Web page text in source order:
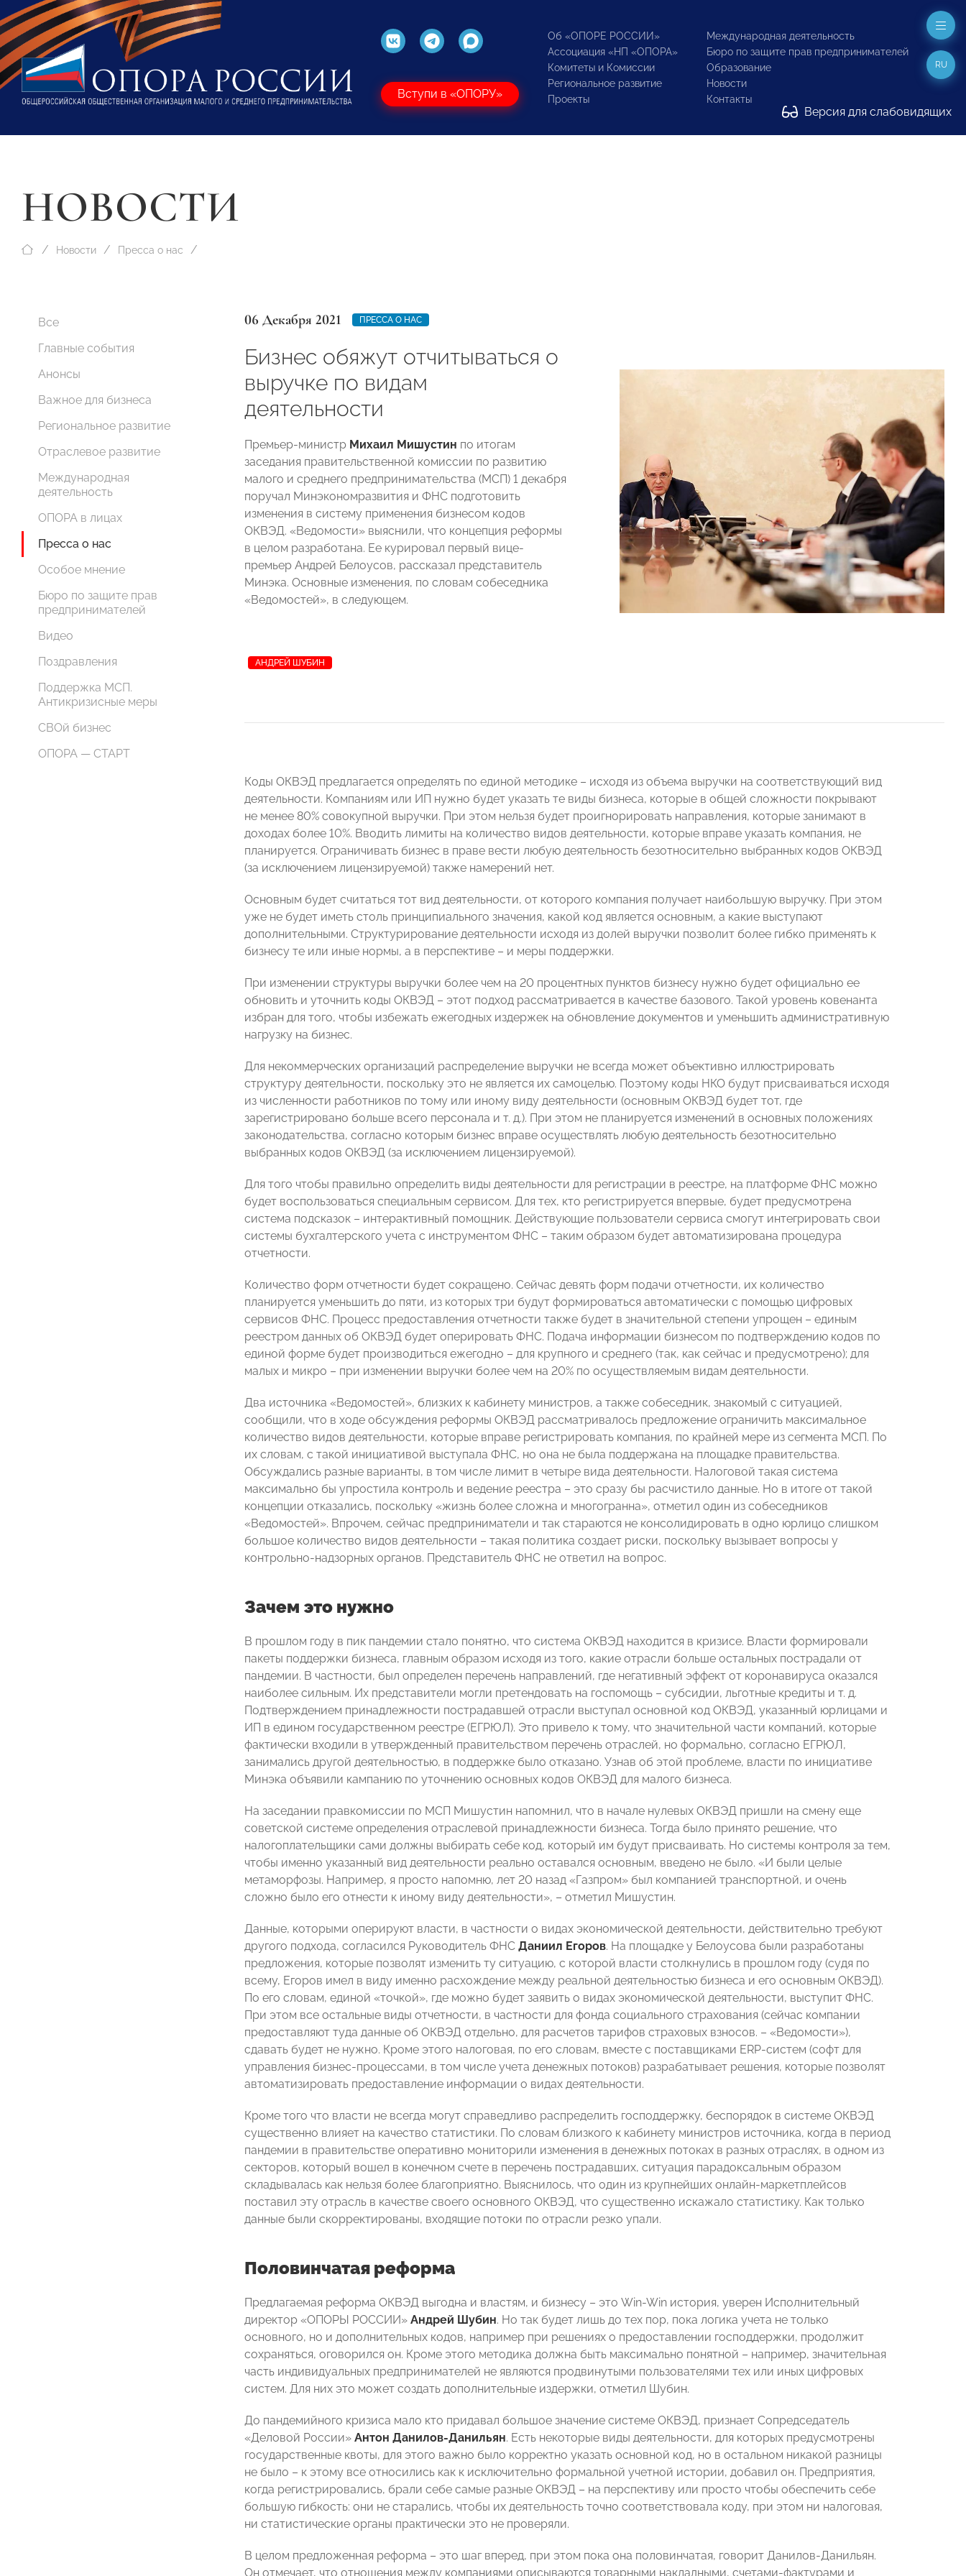
Вступи в «ОПОРУ»
Об «ОПОРЕ РОССИИ»
Ассоциация «НП «ОПОРА»
Комитеты и Комиссии
Региональное развитие
Проекты
Международная деятельность
Бюро по защите прав предпринимателей
Образование
Новости
Контакты
Версия для слабовидящих
RU
НОВОСТИ
Новости Пресса о нас
Все
Главные события
Анонсы
Важное для бизнеса
Региональное развитие
Отраслевое развитие
Международная
деятельность
ОПОРА в лицах
Пресса о нас
Особое мнение
Бюро по защите прав
предпринимателей
Видео
Поздравления
Поддержка МСП.
Антикризисные меры
СВОй бизнес
ОПОРА — СТАРТ
06 Декабря 2021 ПРЕССА О НАС
Бизнес обяжут отчитываться о
выручке по видам
деятельности
Премьер-министр Михаил Мишустин по итогам
заседания правительственной комиссии по развитию
малого и среднего предпринимательства (МСП) 1 декабря
поручал Минэкономразвития и ФНС подготовить
изменения в систему применения бизнесом кодов
ОКВЭД. «Ведомости» выяснили, что концепция реформы
в целом разработана. Ее курировал первый вице-
премьер Андрей Белоусов, рассказал представитель
Минэка. Основные изменения, по словам собеседника
«Ведомостей», в следующем.
АНДРЕЙ ШУБИН
Коды ОКВЭД предлагается определять по единой методике – исходя из объема выручки на соответствующий вид
деятельности. Компаниям или ИП нужно будет указать те виды бизнеса, которые в общей сложности покрывают
не менее 80% совокупной выручки. При этом нельзя будет проигнорировать направления, которые занимают в
доходах более 10%. Вводить лимиты на количество видов деятельности, которые вправе указать компания, не
планируется. Ограничивать бизнес в праве вести любую деятельность безотносительно выбранных кодов ОКВЭД
(за исключением лицензируемой) также намерений нет.
Основным будет считаться тот вид деятельности, от которого компания получает наибольшую выручку. При этом
уже не будет иметь столь принципиального значения, какой код является основным, а какие выступают
дополнительными. Структурирование деятельности исходя из долей выручки позволит более гибко применять к
бизнесу те или иные нормы, а в перспективе – и меры поддержки.
При изменении структуры выручки более чем на 20 процентных пунктов бизнесу нужно будет официально ее
обновить и уточнить коды ОКВЭД – этот подход рассматривается в качестве базового. Такой уровень ковенанта
избран для того, чтобы избежать ежегодных издержек на обновление документов и уменьшить административную
нагрузку на бизнес.
Для некоммерческих организаций распределение выручки не всегда может объективно иллюстрировать
структуру деятельности, поскольку это не является их самоцелью. Поэтому коды НКО будут присваиваться исходя
из численности работников по тому или иному виду деятельности (основным ОКВЭД будет тот, где
зарегистрировано больше всего персонала и т. д.). При этом не планируется изменений в основных положениях
законодательства, согласно которым бизнес вправе осуществлять любую деятельность безотносительно
выбранных кодов ОКВЭД (за исключением лицензируемой).
Для того чтобы правильно определить виды деятельности для регистрации в реестре, на платформе ФНС можно
будет воспользоваться специальным сервисом. Для тех, кто регистрируется впервые, будет предусмотрена
система подсказок – интерактивный помощник. Действующие пользователи сервиса смогут интегрировать свои
системы бухгалтерского учета с инструментом ФНС – таким образом будет автоматизирована процедура
отчетности.
Количество форм отчетности будет сокращено. Сейчас девять форм подачи отчетности, их количество
планируется уменьшить до пяти, из которых три будут формироваться автоматически с помощью цифровых
сервисов ФНС. Процесс предоставления отчетности также будет в значительной степени упрощен – единым
реестром данных об ОКВЭД будет оперировать ФНС. Подача информации бизнесом по подтверждению кодов по
единой форме будет производиться ежегодно – для крупного и среднего (так, как сейчас и предусмотрено); для
малых и микро – при изменении выручки более чем на 20% по осуществляемым видам деятельности.
Два источника «Ведомостей», близких к кабинету министров, а также собеседник, знакомый с ситуацией,
сообщили, что в ходе обсуждения реформы ОКВЭД рассматривалось предложение ограничить максимальное
количество видов деятельности, которые вправе регистрировать компания, по крайней мере из сегмента МСП. По
их словам, с такой инициативой выступала ФНС, но она не была поддержана на площадке правительства.
Обсуждались разные варианты, в том числе лимит в четыре вида деятельности. Налоговой такая система
максимально бы упростила контроль и ведение реестра – это сразу бы расчистило данные. Но в итоге от такой
концепции отказались, поскольку «жизнь более сложна и многогранна», отметил один из собеседников
«Ведомостей». Впрочем, сейчас предприниматели и так стараются не консолидировать в одно юрлицо слишком
большое количество видов деятельности – такая политика создает риски, поскольку вызывает вопросы у
контрольно-надзорных органов. Представитель ФНС не ответил на вопрос.
Зачем это нужно
В прошлом году в пик пандемии стало понятно, что система ОКВЭД находится в кризисе. Власти формировали
пакеты поддержки бизнеса, главным образом исходя из того, какие отрасли больше остальных пострадали от
пандемии. В частности, был определен перечень направлений, где негативный эффект от коронавируса оказался
наиболее сильным. Их представители могли претендовать на госпомощь – субсидии, льготные кредиты и т. д.
Подтверждением принадлежности пострадавшей отрасли выступал основной код ОКВЭД, указанный юрлицами и
ИП в едином государственном реестре (ЕГРЮЛ). Это привело к тому, что значительной части компаний, которые
фактически входили в утвержденный правительством перечень отраслей, но формально, согласно ЕГРЮЛ,
занимались другой деятельностью, в поддержке было отказано. Узнав об этой проблеме, власти по инициативе
Минэка объявили кампанию по уточнению основных кодов ОКВЭД для малого бизнеса.
На заседании правкомиссии по МСП Мишустин напомнил, что в начале нулевых ОКВЭД пришли на смену еще
советской системе определения отраслевой принадлежности бизнеса. Тогда было принято решение, что
налогоплательщики сами должны выбирать себе код, который им будут присваивать. Но системы контроля за тем,
чтобы именно указанный вид деятельности реально оставался основным, введено не было. «И были целые
метаморфозы. Например, я просто напомню, лет 20 назад «Газпром» был компанией транспортной, и очень
сложно было его отнести к иному виду деятельности», – отметил Мишустин.
Данные, которыми оперируют власти, в частности о видах экономической деятельности, действительно требуют
другого подхода, согласился Руководитель ФНС Даниил Егоров. На площадке у Белоусова были разработаны
предложения, которые позволят изменить ту ситуацию, с которой власти столкнулись в прошлом году (судя по
всему, Егоров имел в виду именно расхождение между реальной деятельностью бизнеса и его основным ОКВЭД).
По его словам, единой «точкой», где можно будет заявить о видах экономической деятельности, выступит ФНС.
При этом все остальные виды отчетности, в частности для фонда социального страхования (сейчас компании
предоставляют туда данные об ОКВЭД отдельно, для расчетов тарифов страховых взносов. – «Ведомости»),
сдавать будет не нужно. Кроме этого налоговая, по его словам, вместе с поставщиками ERP-систем (софт для
управления бизнес-процессами, в том числе учета денежных потоков) разрабатывает решения, которые позволят
автоматизировать предоставление информации о видах деятельности.
Кроме того что власти не всегда могут справедливо распределить господдержку, беспорядок в системе ОКВЭД
существенно влияет на качество статистики. По словам близкого к кабинету министров источника, когда в период
пандемии в правительстве оперативно мониторили изменения в денежных потоках в разных отраслях, в одном из
секторов, который вошел в конечном счете в перечень пострадавших, ситуация парадоксальным образом
складывалась как нельзя более благоприятно. Выяснилось, что один из крупнейших онлайн-маркетплейсов
поставил эту отрасль в качестве своего основного ОКВЭД, что существенно искажало статистику. Как только
данные были скорректированы, входящие потоки по отрасли резко упали.
Половинчатая реформа
Предлагаемая реформа ОКВЭД выгодна и властям, и бизнесу – это Win-Win история, уверен Исполнительный
директор «ОПОРЫ РОССИИ» Андрей Шубин. Но так будет лишь до тех пор, пока логика учета не только
основного, но и дополнительных кодов, например при решениях о предоставлении господдержки, продолжит
сохраняться, оговорился он. Кроме этого методика должна быть максимально понятной – например, значительная
часть индивидуальных предпринимателей не являются продвинутыми пользователями тех или иных цифровых
систем. Для них это может создать дополнительные издержки, отметил Шубин.
До пандемийного кризиса мало кто придавал большое значение системе ОКВЭД, признает Сопредседатель
«Деловой России» Антон Данилов-Данильян. Есть некоторые виды деятельности, для которых предусмотрены
государственные квоты, для этого важно было корректно указать основной код, но в остальном никакой разницы
не было – к этому все относились как к исключительно формальной учетной истории, добавил он. Предприятия,
когда регистрировались, брали себе самые разные ОКВЭД – на перспективу или просто чтобы обеспечить себе
большую гибкость: они не старались, чтобы их деятельность точно соответствовала коду, при этом ни налоговая,
ни статистические органы практически это не проверяли.
В целом предложенная реформа – это шаг вперед, при этом пока она половинчатая, говорит Данилов-Данильян.
Он отмечает, что отношения между компаниями описываются товарными накладными, счетами-фактурами и